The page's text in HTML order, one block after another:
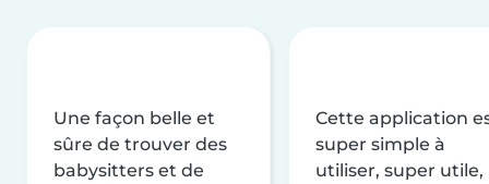
Une façon belle et
sûre de trouver des
babysitters et de
Cette application
super simple à
utiliser, super utile,